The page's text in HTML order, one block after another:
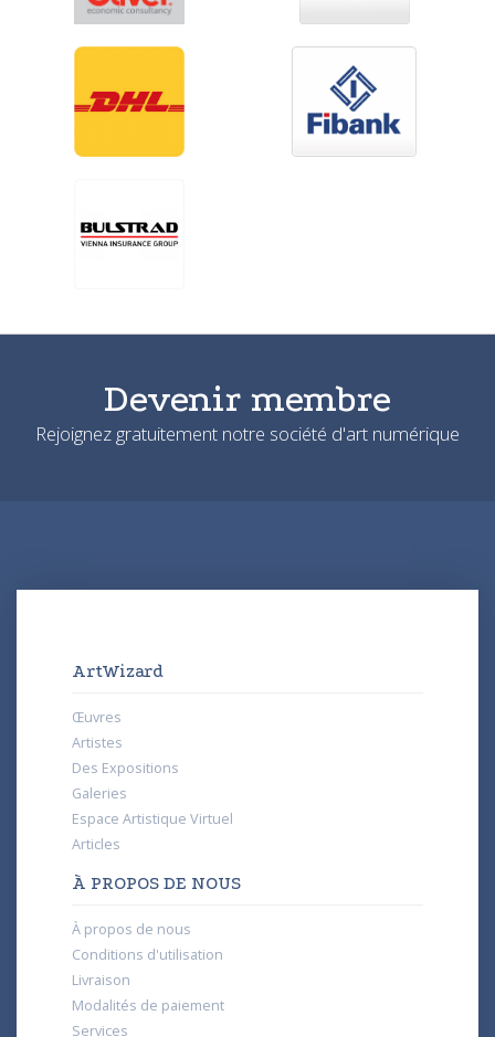
Devenir membre
Rejoignez gratuitement notre société d'art numérique
ArtWizard
Œuvres
Artistes
Des Expositions
Galeries
Espace Artistique Virtuel
Articles
À PROPOS DE NOUS
À propos de nous
Conditions d'utilisation
Livraison
Modalités de paiement
Services